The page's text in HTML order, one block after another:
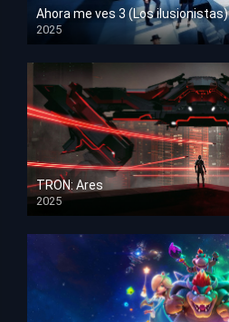
Ahora me ves 3 (Los ilusionistas)
2025
HD 1080p
TRON: Ares
2025
HD 1080p